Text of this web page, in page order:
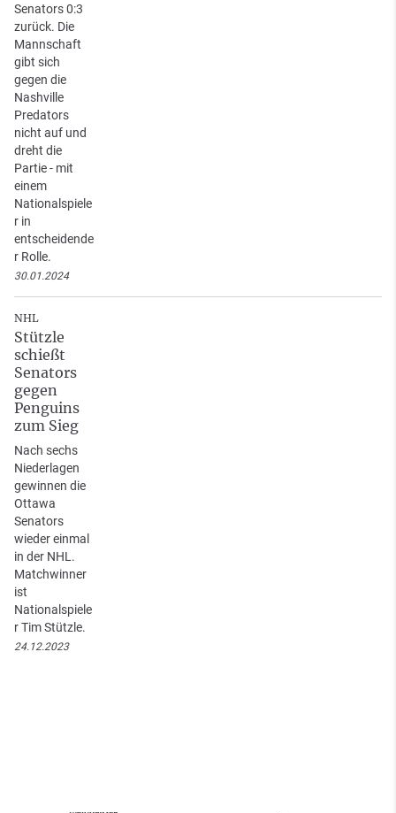
Senators 0:3
zurück. Die
Mannschaft
gibt sich
gegen die
Nashville
Predators
nicht auf und
dreht die
Partie - mit
einem
Nationalspiele
r in
entscheidende
r Rolle.
30.01.2024
NHL
Stützle
schießt
Senators
gegen
Penguins
zum Sieg
Nach sechs
Niederlagen
gewinnen die
Ottawa
Senators
wieder einmal
in der NHL.
Matchwinner
ist
Nationalspiele
r Tim Stützle.
24.12.2023